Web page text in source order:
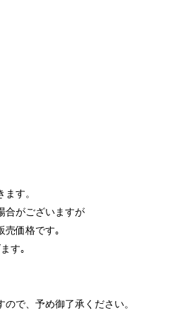
す。
合がございますが
売価格です｡
す｡
で、予め御了承ください。